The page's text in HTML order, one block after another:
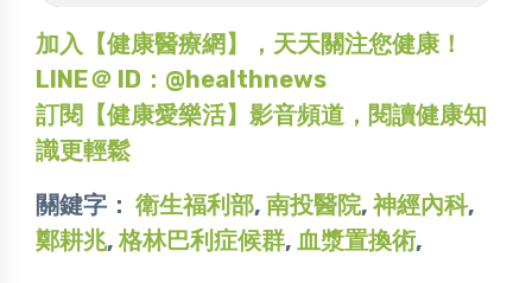
加入【健康醫療網】，天天關注您健康！
LINE＠ ID：@healthnews
訂閱【健康愛樂活】影音頻道，閱讀健康知
識更輕鬆
關鍵字： 衛生福利部, 南投醫院,神經內科,
鄭耕兆, 格林巴利症候群, 血漿置換術,